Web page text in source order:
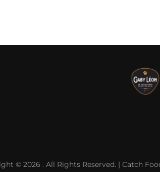
© 2026 . All Rights Reserved. | Catch